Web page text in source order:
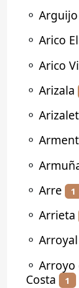
⚬ Arguijo
⚬ Arico
⚬ Arico
⚬ Arizala
⚬
⚬
⚬
⚬ Arre 1
⚬ Arrieta
⚬ Arroyal
⚬ Arroyo
Costa
1